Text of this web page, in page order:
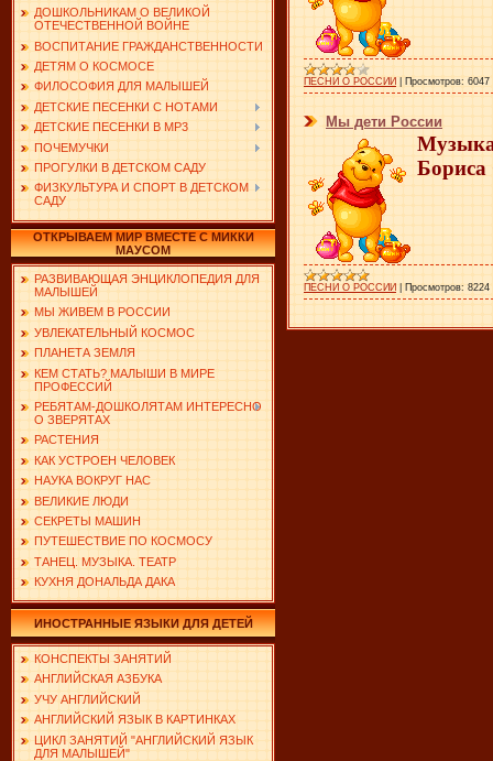
ДОШКОЛЬНИКАМ О ВЕЛИКОЙ
ОТЕЧЕСТВЕННОЙ ВОЙНЕ
ВОСПИТАНИЕ ГРАЖДАНСТВЕННОСТИ
ДЕТЯМ О КОСМОСЕ
ФИЛОСОФИЯ ДЛЯ МАЛЫШЕЙ
ДЕТСКИЕ ПЕСЕНКИ С НОТАМИ
ДЕТСКИЕ ПЕСЕНКИ В MP3
ПОЧЕМУЧКИ
ПРОГУЛКИ В ДЕТСКОМ САДУ
ФИЗКУЛЬТУРА И СПОРТ В ДЕТСКОМ
САДУ
ОТКРЫВАЕМ МИР ВМЕСТЕ С МИККИ
МАУСОМ
РАЗВИВАЮЩАЯ ЭНЦИКЛОПЕДИЯ ДЛЯ
МАЛЫШЕЙ
МЫ ЖИВЕМ В РОССИИ
УВЛЕКАТЕЛЬНЫЙ КОСМОС
ПЛАНЕТА ЗЕМЛЯ
КЕМ СТАТЬ? МАЛЫШИ В МИРЕ
ПРОФЕССИЙ
РЕБЯТАМ-ДОШКОЛЯТАМ ИНТЕРЕСНО
О ЗВЕРЯТАХ
РАСТЕНИЯ
КАК УСТРОЕН ЧЕЛОВЕК
НАУКА ВОКРУГ НАС
ВЕЛИКИЕ ЛЮДИ
СЕКРЕТЫ МАШИН
ПУТЕШЕСТВИЕ ПО КОСМОСУ
ТАНЕЦ. МУЗЫКА. ТЕАТР
КУХНЯ ДОНАЛЬДА ДАКА
ИНОСТРАННЫЕ ЯЗЫКИ ДЛЯ ДЕТЕЙ
КОНСПЕКТЫ ЗАНЯТИЙ
АНГЛИЙСКАЯ АЗБУКА
УЧУ АНГЛИЙСКИЙ
АНГЛИЙСКИЙ ЯЗЫК В КАРТИНКАХ
ЦИКЛ ЗАНЯТИЙ "АНГЛИЙСКИЙ ЯЗЫК
ДЛЯ МАЛЫШЕЙ"
ПЕСНИ О РОССИИ Просмотров: 6047
Мы дети России
Музыка
ПЕСНИ О РОССИИ Просмотров: 8224